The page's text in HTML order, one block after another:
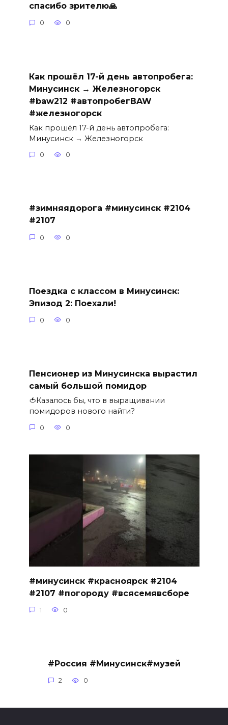
спасибо зрителю🙏
0 0
Как прошёл 17-й день автопробега:
Минусинск → Железногорск
#baw212 #автопробегBAW
#железногорск
Как прошёл 17-й день автопробега:
Минусинск → Железногорск
0 0
#зимняядорога #минусинск #2104
#2107
0 0
Поездка с классом в Минусинск:
Эпизод 2: Поехали!
0 0
Пенсионер из Минусинска вырастил
самый большой помидор
🍅Казалось бы, что в выращивании
помидоров нового найти?
0 0
#минусинск #красноярск #2104
#2107 #погороду #всясемявсборе
1 0
#Россия #Минусинск#музей
2 0